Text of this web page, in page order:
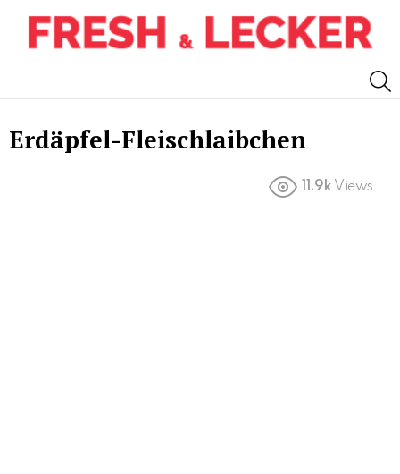
Erdäpfel-Fleischlaibchen
11.9k Views